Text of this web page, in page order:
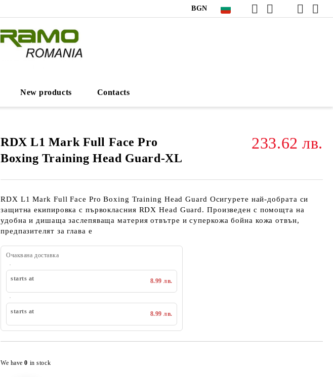
BGN
New products Contacts
RDX L1 Mark Full Face Pro
Boxing Training Head Guard-XL
233.62 лв.
RDX L1 Mark Full Face Pro Boxing Training Head Guard Осигурете най-добрата си
защитна екипировка с първокласния RDX Head Guard. Произведен с помощта на
удобна и дишаща заслепяваща материя отвътре и суперкожа бойна кожа отвън,
предпазителят за глава е
Очаквана доставка
starts at 8.99 лв.
starts at 8.99 лв.
We have0 in stock